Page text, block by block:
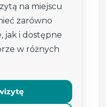
na miejscu
zarówno
jak i dostępne
w różnych